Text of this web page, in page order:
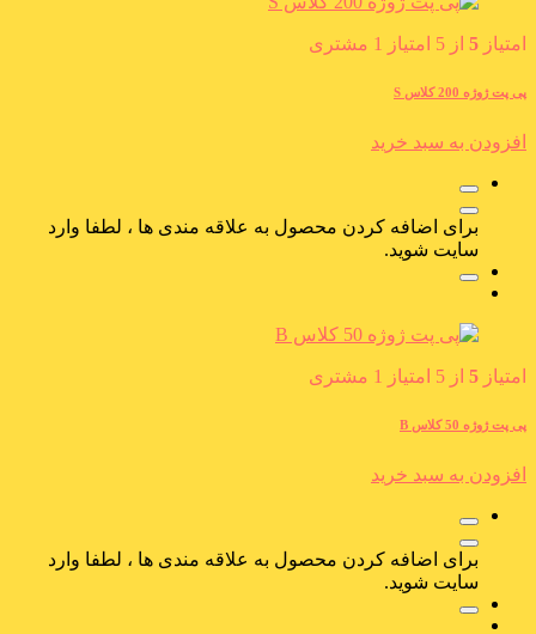
امتیاز 5 از 5 امتیاز 1 مشتری
پی پت ژوژه 200 کلاس S
افزودن به سبد خرید
برای اضافه کردن محصول به علاقه مندی ها ، لطفا وارد
سایت شوید.
امتیاز 5 از 5 امتیاز 1 مشتری
پی پت ژوژه 50 کلاس B
افزودن به سبد خرید
برای اضافه کردن محصول به علاقه مندی ها ، لطفا وارد
سایت شوید.